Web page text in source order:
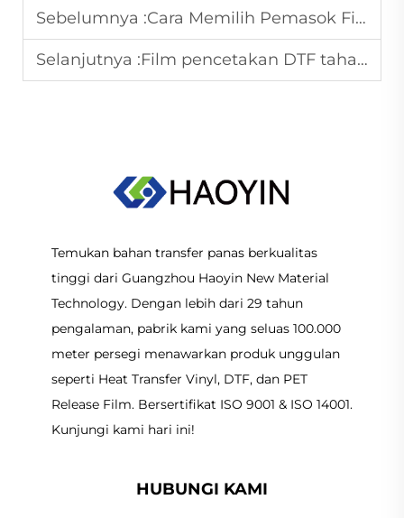
Sebelumnya :Cara Memilih Pemasok Film DTF yang Andal
Selanjutnya :Film pencetakan DTF tahan kelembapan: Solusi terbaik untuk lingkungan lembap
Temukan bahan transfer panas berkualitas
tinggi dari Guangzhou Haoyin New Material
Technology. Dengan lebih dari 29 tahun
pengalaman, pabrik kami yang seluas 100.000
meter persegi menawarkan produk unggulan
seperti Heat Transfer Vinyl, DTF, dan PET
Release Film. Bersertifikat ISO 9001 & ISO 14001.
Kunjungi kami hari ini!
HUBUNGI KAMI